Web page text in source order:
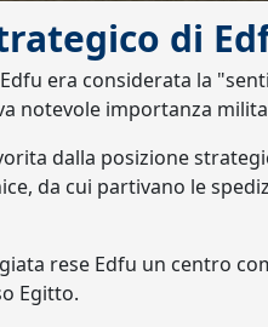
di
era considerata la
notevole importanza
dalla posizione
da cui partivano le
rese Edfu un centro
Egitto.